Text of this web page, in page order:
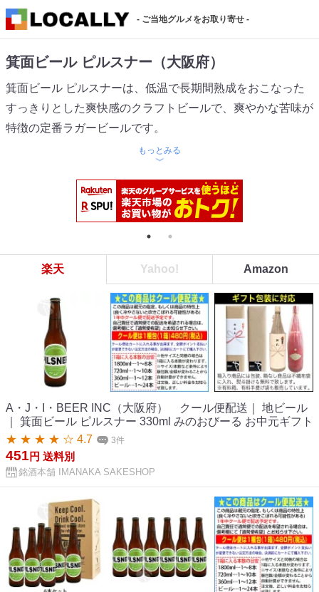
- ご当地グルメをお取り寄せ -
箕面ビール ピルスナー（大阪府）
箕面ビール ピルスナーは、低温で長期間熟成をおこなった
すっきりとした爽快感のクラフトビールで、爽やかな苦味が
特徴の定番ラガービールです。
もっとみる
楽天 Yahoo! Amazon
A・J・I・BEER INC（大阪府） クール便配送｜ 地ビール
｜ 箕面ビール ピルスナー 330ml みのおびーる お中元ギフト
★ ★ ★ ★ ☆ 4.7
3件
451 円 送料別
銘酒本舗 IMANAKA SAKESHOP